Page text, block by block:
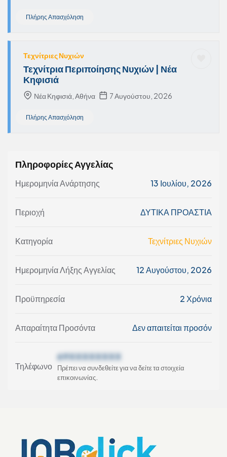
Πλήρης Απασχόληση
Τεχνίτριες Νυχιών
Τεχνίτρια Περιποίησης Νυχιών | Νέα
Κηφισιά
Νέα Κηφισιά, Αθήνα 7 Αυγούστου, 2026
Πλήρης Απασχόληση
Πληροφορίες Αγγελίας
Ημερομηνία Ανάρτησης 13 Ιουλίου, 2026
Περιοχή ΔΥΤΙΚΑ ΠΡΟΑΣΤΙΑ
Κατηγορία Τεχνίτριες Νυχιών
Ημερομηνία Λήξης Αγγελίας 12 Αυγούστου, 2026
Προϋπηρεσία 2 Χρόνια
Απαραίτητα Προσόντα Δεν απαιτείται προσόν
Τηλέφωνο
69XXXXXXXX
Πρέπει να συνδεθείτε για να δείτε τα στοιχεία
επικοινωνίας.